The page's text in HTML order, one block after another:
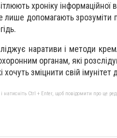
хроніку інформаційної
допомагають зрозуміти
наративи і методи
органам, які
зміцнити свій
натисніть Ctrl + Enter, щоб повідомити про це